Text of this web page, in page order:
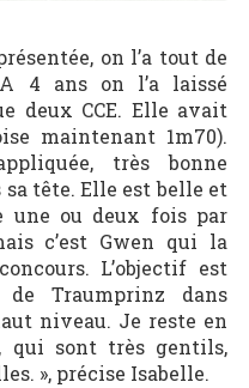
on l’a tout de
4 ans on l’a laissé
deux CCE. Elle avait
maintenant 1m70).
très bonne
tête. Elle est belle et
une ou deux fois par
c’est Gwen qui la
L’objectif est
Traumprinz dans
niveau. Je reste en
qui sont très gentils,
», précise Isabelle.